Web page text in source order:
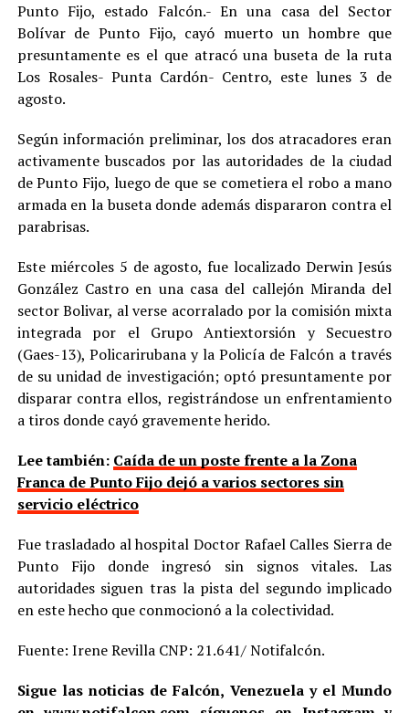
Punto Fijo, estado Falcón.- En una casa del Sector
Bolívar de Punto Fijo, cayó muerto un hombre que
presuntamente es el que atracó una buseta de la ruta
Los Rosales- Punta Cardón- Centro, este lunes 3 de
agosto.
Según información preliminar, los dos atracadores eran
activamente buscados por las autoridades de la ciudad
de Punto Fijo, luego de que se cometiera el robo a mano
armada en la buseta donde además dispararon contra el
parabrisas.
Este miércoles 5 de agosto, fue localizado Derwin Jesús
González Castro en una casa del callejón Miranda del
sector Bolivar, al verse acorralado por la comisión mixta
integrada por el Grupo Antiextorsión y Secuestro
(Gaes-13), Policarirubana y la Policía de Falcón a través
de su unidad de investigación; optó presuntamente por
disparar contra ellos, registrándose un enfrentamiento
a tiros donde cayó gravemente herido.
Lee también: Caída de un poste frente a la Zona
Franca de Punto Fijo dejó a varios sectores sin
servicio eléctrico
Fue trasladado al hospital Doctor Rafael Calles Sierra de
Punto Fijo donde ingresó sin signos vitales. Las
autoridades siguen tras la pista del segundo implicado
en este hecho que conmocionó a la colectividad.
Fuente: Irene Revilla CNP: 21.641/ Notifalcón.
Sigue las noticias de Falcón, Venezuela y el Mundo